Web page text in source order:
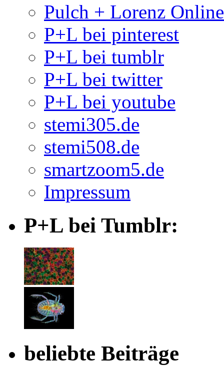
Pulch + Lorenz
P+L bei pinterest
P+L bei tumblr
P+L bei twitter
P+L bei youtube
stemi305.de
stemi508.de
smartzoom5.de
Impressum
P+L bei Tumblr:
beliebte Beiträge